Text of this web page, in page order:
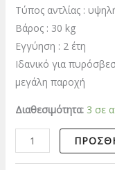
Τύπος αντλίας :
Βάρος : 30 kg
Εγγύηση : 2 έτη
Ιδανικό για
μεγάλη παροχή
Διαθεσιμότητα: 3 σε